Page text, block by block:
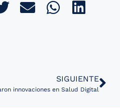
SIGUIENTE
innovaciones en Salud Digital